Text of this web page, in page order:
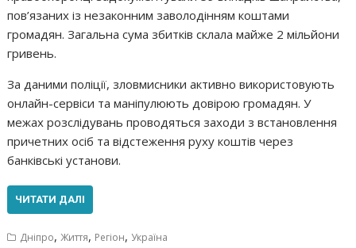
пов’язаних із незаконним заволодінням коштами
громадян. Загальна сума збитків склала майже 2 мільйони
гривень.
За даними поліції, зловмисники активно використовують
онлайн-сервіси та маніпулюють довірою громадян. У
межах розслідувань проводяться заходи з встановлення
причетних осіб та відстеження руху коштів через
банківські установи.
ЧИТАТИ ДАЛІ
Дніпро, Життя, Регіон,Україна